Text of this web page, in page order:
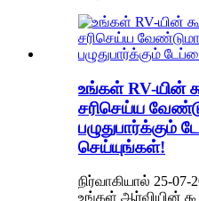
உங்கள் RV-யின்
சரிசெய்ய
பழுதுபார்க்கும்
செய்யுங்கள்!
நிர்வாகியால் 25-
உங்கள் ஆர்வியின்